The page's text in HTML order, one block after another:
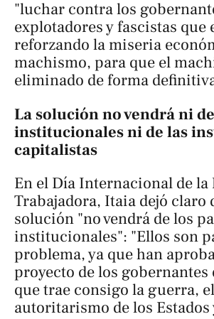
"luchar contra los
explotadores y fascistas que
reforzando la miseria
machismo, para que el
eliminado de forma
La solución no vendrá ni
institucionales ni de las
capitalistas
En el Día Internacional de la
Trabajadora, Itaia dejó claro
solución "no vendrá de los
institucionales": "Ellos son
problema, ya que han
proyecto de los gobernantes
que trae consigo la guerra, el
autoritarismo de los Estados